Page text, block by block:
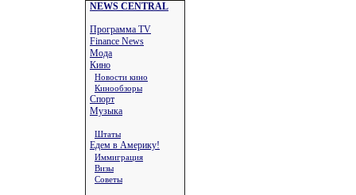
NEWS CENTRAL
Программа TV
Finance News
Мода
Кино
Новости кино
Кинообзоры
Спорт
Музыка
Штаты
Едем в Америку!
Иммиграция
Визы
Советы